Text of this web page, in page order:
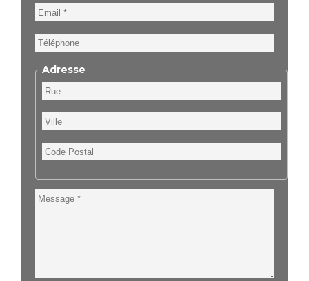
Email
Téléphone
Adresse
Rue
Ville
Code
Postal
Message